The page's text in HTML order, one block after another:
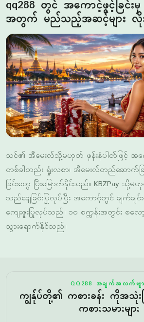
သင်၏ အီမေးလ်သို့မဟုတ် ဖုန်းနံပါတ်ဖြင့် အက
တစ်ခါတည်း ရှုံးလစာ၊ အီမေးလ်တည်ဆောက်ခြ
ခြင်းတွေ ပြီးမြောက်နိုင်သည်။ KBZPay သို့မဟု
သည်ချေခြင်းပြုလုပ်ပြီး အကောင့်တွင် ချက်ချင်
ကျေးဇူးပြုလုပ်သည်။ ၁၀ စက္ကန်းအတွင်း စလေ
သွားရောက်နိုင်သည်။
ကစားသမားများ
မြန်မာအဝ
ကစားသမား
တစ်